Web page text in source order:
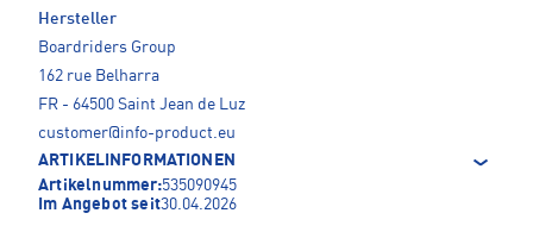
Hersteller
Boardriders Group
162 rue Belharra
FR - 64500 Saint Jean de Luz
customer@info-product.eu
ARTIKELINFORMATIONEN
Artikelnummer:535090945
Im Angebot seit30.04.2026